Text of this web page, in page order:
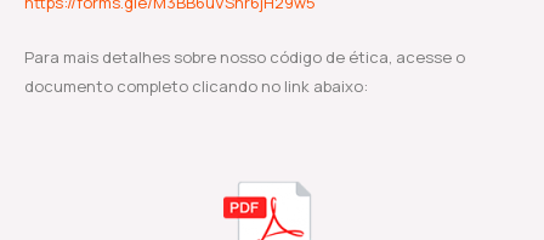
Para mais detalhes sobre nosso código de ética, acesse o
documento completo clicando no link abaixo: